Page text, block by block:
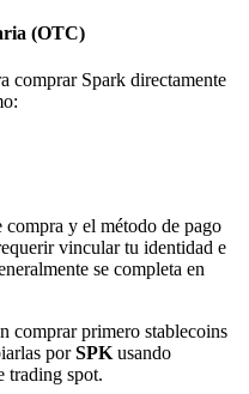
(OTC)
comprar Spark directamente
y el método de pago
vincular tu identidad e
se completa en
comprar primero stablecoins
porSPK usando
trading spot.